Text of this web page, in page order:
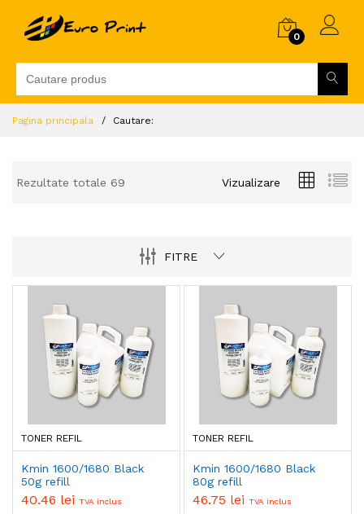
0
Pagina principala Cautare:
Rezultate totale 69 Vizualizare
FITRE
TONER REFIL
Kmin 1600/1680 Black
50g refill
40.46 lei TVA inclus
TONER REFIL
Kmin 1600/1680 Black
80g refill
46.75 lei TVA inclus